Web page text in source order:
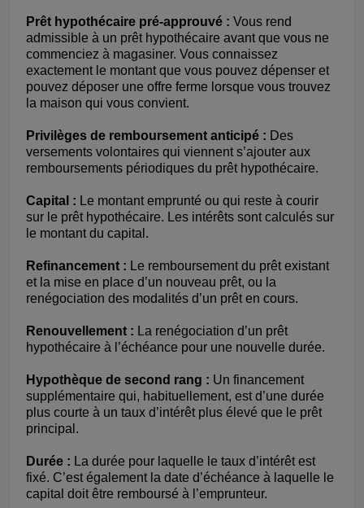
Prêt hypothécaire pré-approuvé : Vous rend
admissible à un prêt hypothécaire avant que vous ne
commenciez à magasiner. Vous connaissez
exactement le montant que vous pouvez dépenser et
pouvez déposer une offre ferme lorsque vous trouvez
la maison qui vous convient.
Privilèges de remboursement anticipé : Des
versements volontaires qui viennent s’ajouter aux
remboursements périodiques du prêt hypothécaire.
Capital : Le montant emprunté ou qui reste à courir
sur le prêt hypothécaire. Les intérêts sont calculés sur
le montant du capital.
Refinancement : Le remboursement du prêt existant
et la mise en place d’un nouveau prêt, ou la
renégociation des modalités d’un prêt en cours.
Renouvellement : La renégociation d’un prêt
hypothécaire à l’échéance pour une nouvelle durée.
Hypothèque de second rang : Un financement
supplémentaire qui, habituellement, est d’une durée
plus courte à un taux d’intérêt plus élevé que le prêt
principal.
Durée : La durée pour laquelle le taux d’intérêt est
fixé. C’est également la date d’échéance à laquelle le
capital doit être remboursé à l’emprunteur.